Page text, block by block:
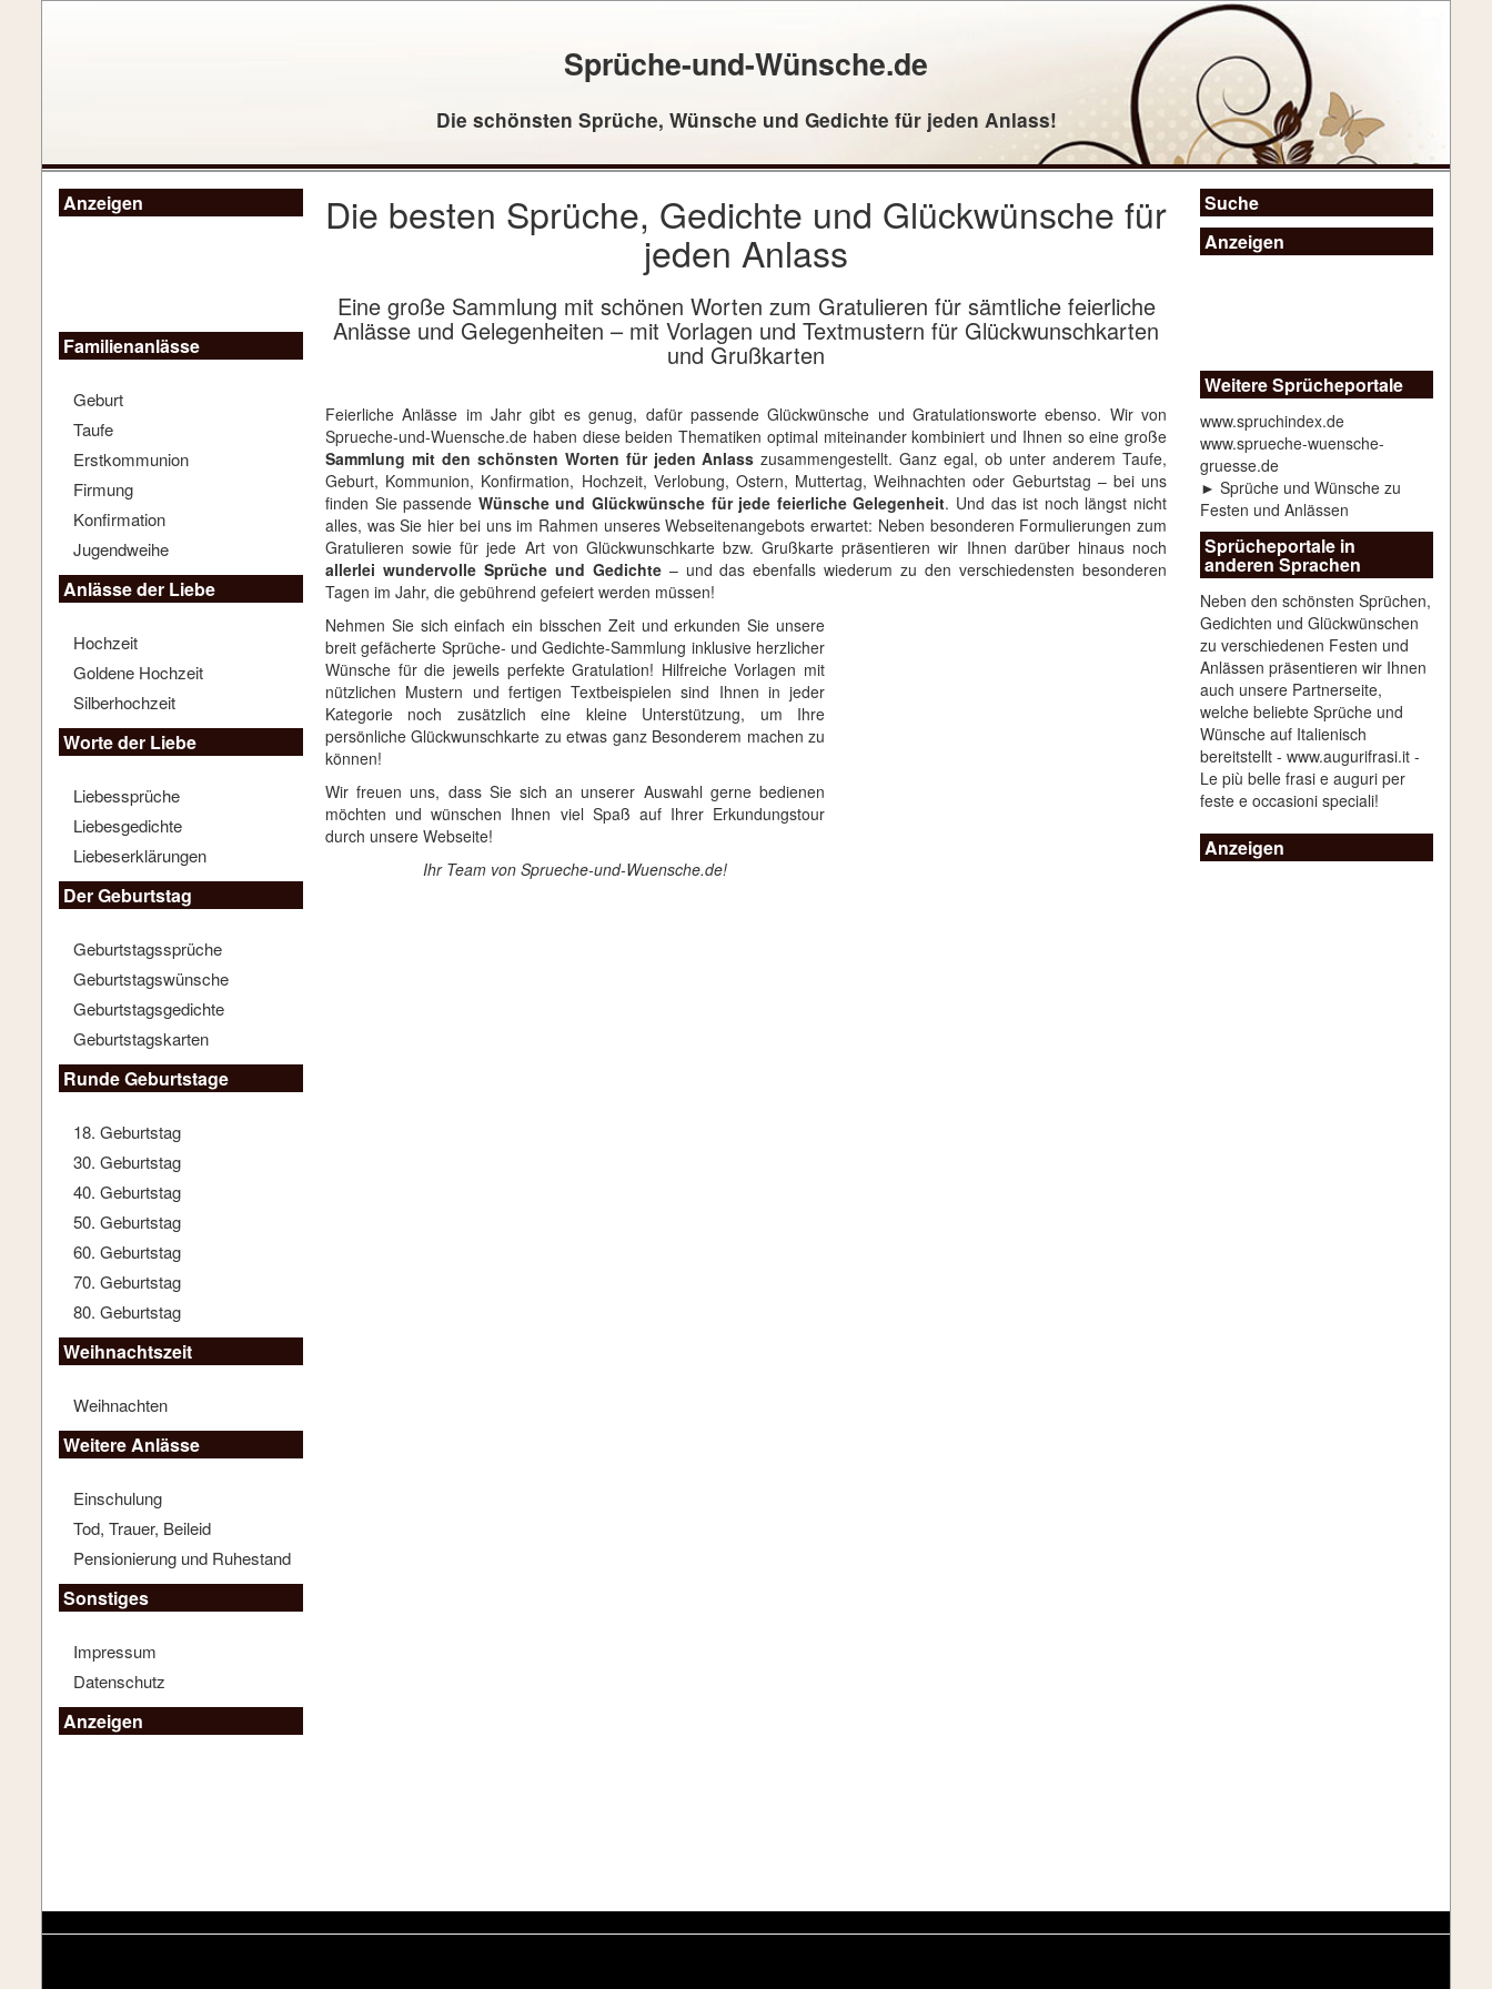
Sprüche-und-Wünsche.de
Die schönsten Sprüche, Wünsche und Gedichte für jeden Anlass!
Anzeigen
Familienanlässe
Geburt
Taufe
Erstkommunion
Firmung
Konfirmation
Jugendweihe
Anlässe der Liebe
Hochzeit
Goldene Hochzeit
Silberhochzeit
Worte der Liebe
Liebessprüche
Liebesgedichte
Liebeserklärungen
Der Geburtstag
Geburtstagssprüche
Geburtstagswünsche
Geburtstagsgedichte
Geburtstagskarten
Runde Geburtstage
18. Geburtstag
30. Geburtstag
40. Geburtstag
50. Geburtstag
60. Geburtstag
70. Geburtstag
80. Geburtstag
Weihnachtszeit
Weihnachten
Weitere Anlässe
Einschulung
Tod, Trauer, Beileid
Pensionierung und Ruhestand
Sonstiges
Impressum
Datenschutz
Anzeigen
Die besten Sprüche, Gedichte und Glückwünsche für
jeden Anlass
Eine große Sammlung mit schönen Worten zum Gratulieren für sämtliche feierliche
Anlässe und Gelegenheiten – mit Vorlagen und Textmustern für Glückwunschkarten
und Grußkarten
Feierliche Anlässe im Jahr gibt es genug, dafür passende Glückwünsche und Gratulationsworte ebenso. Wir von
Sprueche-und-Wuensche.de haben diese beiden Thematiken optimal miteinander kombiniert und Ihnen so eine große
Sammlung mit den schönsten Worten für jeden Anlass zusammengestellt. Ganz egal, ob unter anderem Taufe,
Geburt, Kommunion, Konfirmation, Hochzeit, Verlobung, Ostern, Muttertag, Weihnachten oder Geburtstag – bei uns
finden Sie passende Wünsche und Glückwünsche für jede feierliche Gelegenheit. Und das ist noch längst nicht
alles, was Sie hier bei uns im Rahmen unseres Webseitenangebots erwartet: Neben besonderen Formulierungen zum
Gratulieren sowie für jede Art von Glückwunschkarte bzw. Grußkarte präsentieren wir Ihnen darüber hinaus noch
allerlei wundervolle Sprüche und Gedichte– und das ebenfalls wiederum zu den verschiedensten besonderen
Tagen im Jahr, die gebührend gefeiert werden müssen!
Nehmen Sie sich einfach ein bisschen Zeit und erkunden Sie unsere
breit gefächerte Sprüche- und Gedichte-Sammlung inklusive herzlicher
Wünsche für die jeweils perfekte Gratulation! Hilfreiche Vorlagen mit
nützlichen Mustern und fertigen Textbeispielen sind Ihnen in jeder
Kategorie noch zusätzlich eine kleine Unterstützung, um Ihre
persönliche Glückwunschkarte zu etwas ganz Besonderem machen zu
können!
Wir freuen uns, dass Sie sich an unserer Auswahl gerne bedienen
möchten und wünschen Ihnen viel Spaß auf Ihrer Erkundungstour
durch unsere Webseite!
Ihr Team von Sprueche-und-Wuensche.de!
Suche
Anzeigen
Weitere Sprücheportale
www.spruchindex.de
www.sprueche-wuensche-
gruesse.de
► Sprüche und Wünsche zu
Festen und Anlässen
Sprücheportale in
anderen Sprachen
Neben den schönsten Sprüchen,
Gedichten und Glückwünschen
zu verschiedenen Festen und
Anlässen präsentieren wir Ihnen
auch unsere Partnerseite,
welche beliebte Sprüche und
Wünsche auf Italienisch
bereitstellt - www.augurifrasi.it -
Le più belle frasi e auguri per
feste e occasioni speciali!
Anzeigen